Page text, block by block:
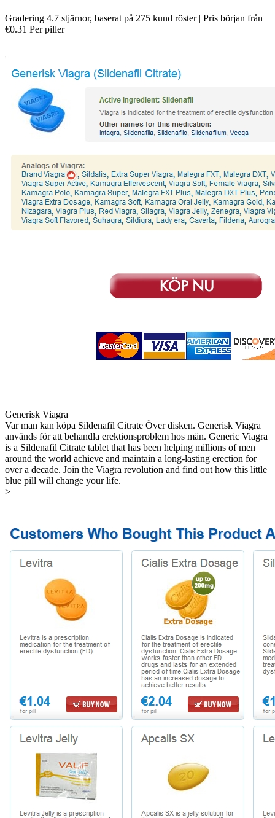
Gradering 4.7 stjärnor, baserat på 275 kund röster| Pris början från
€0.31 Per piller
Generisk Viagra
Var man kan köpa Sildenafil Citrate Över disken. Generisk Viagra
används för att behandla erektionsproblem hos män. Generic Viagra
is a Sildenafil Citrate tablet that has been helping millions of men
around the world achieve and maintain a long-lasting erection for
over a decade. Join the Viagra revolution and find out how this little
blue pill will change your life.
>